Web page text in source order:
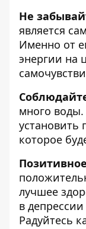
Не
является
Именно от
энергии на
много воды.
установить
которое
лучшее
в
Радуйтесь